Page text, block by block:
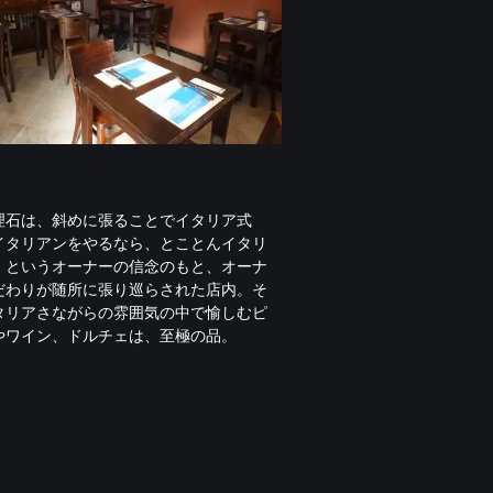
石は、斜めに張ることでイタリア式
タリアンをやるなら、とことんイタリ
というオーナーの信念のもと、オーナ
わりが随所に張り巡らされた店内。そ
リアさながらの雰囲気の中で愉しむピ
イン、ドルチェは、至極の品。